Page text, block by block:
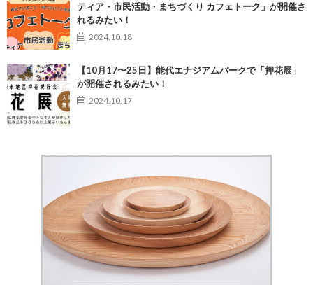
ティア・市民活動・まちづくり カフェトーク」が開催さ
れるみたい！
2024.10.18
【10月17〜25日】能代エナジアムパークで「押花展」
が開催されるみたい！
2024.10.17